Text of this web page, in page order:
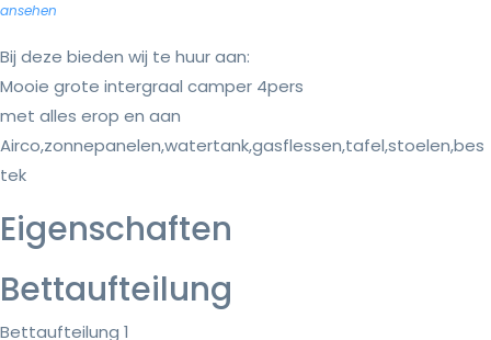
ansehen
Bij deze bieden wij te huur aan:
Mooie grote intergraal camper 4pers
met alles erop en aan
Airco,zonnepanelen,watertank,gasflessen,tafel,stoelen,bes
tek
Eigenschaften
Bettaufteilung
Bettaufteilung 1